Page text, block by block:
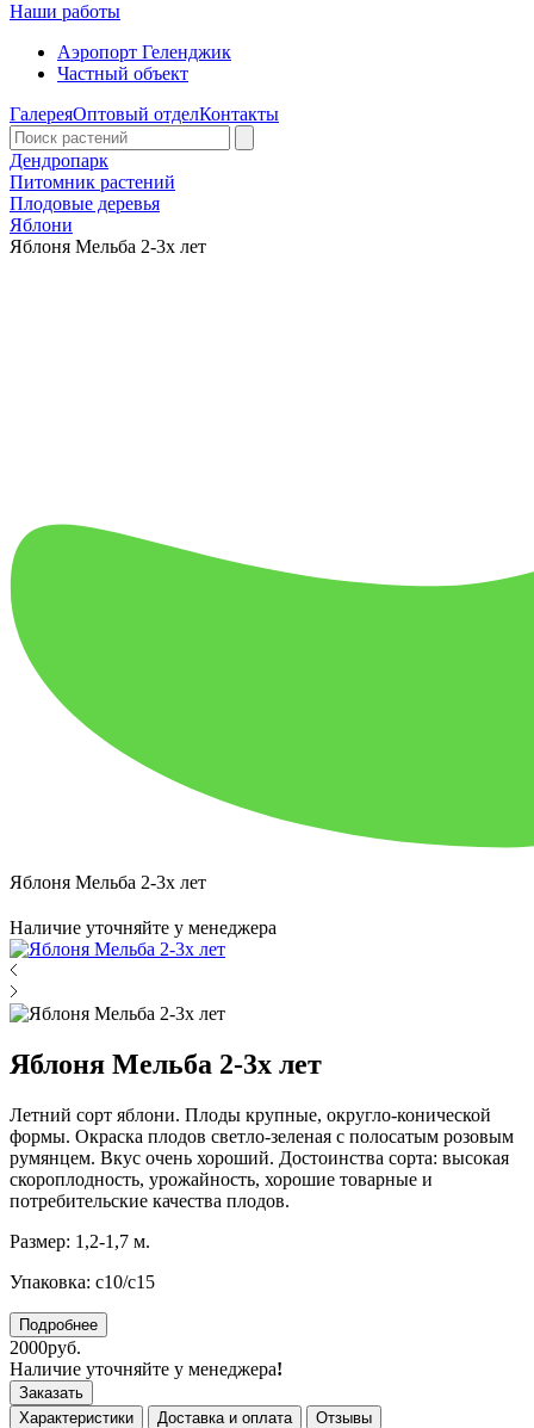
Наши работы
Аэропорт Геленджик
Частный объект
ГалереяОптовый отделКонтакты
Дендропарк
Питомник растений
Плодовые деревья
Яблони
Яблоня Мельба 2-3х лет
Яблоня Мельба 2-3х лет
Наличие уточняйте у менеджера
Яблоня Мельба 2-3х лет
Летний сорт яблони. Плоды крупные, округло-конической
формы. Окраска плодов светло-зеленая с полосатым розовым
румянцем. Вкус очень хороший. Достоинства сорта: высокая
скороплодность, урожайность, хорошие товарные и
потребительские качества плодов.
Размер: 1,2-1,7 м.
Упаковка: с10/с15
Подробнее
2000руб.
Наличие уточняйте у менеджера!
Заказать
Характеристики
Доставка и оплата Отзывы